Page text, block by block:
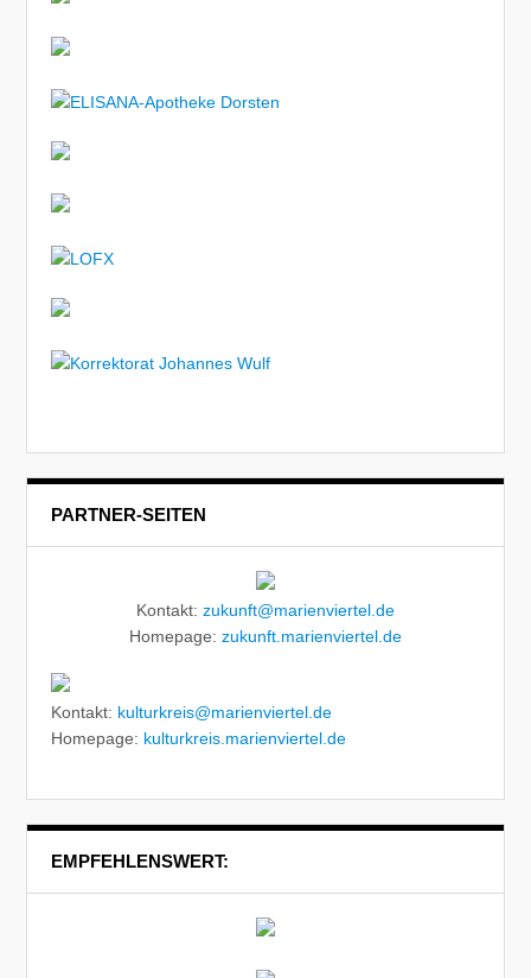
PARTNER-SEITEN
Kontakt: zukunft@marienviertel.de
Homepage: zukunft.marienviertel.de
Kontakt: kulturkreis@marienviertel.de
Homepage: kulturkreis.marienviertel.de
EMPFEHLENSWERT: